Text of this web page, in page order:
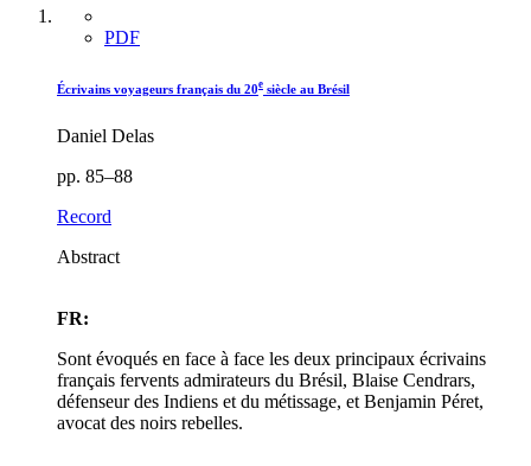
PDF
Écrivains voyageurs français du 20e siècle au Brésil
Daniel Delas
pp. 85–88
Record
Abstract
FR:
Sont évoqués en face à face les deux principaux écrivains
français fervents admirateurs du Brésil, Blaise Cendrars,
défenseur des Indiens et du métissage, et Benjamin Péret,
avocat des noirs rebelles.